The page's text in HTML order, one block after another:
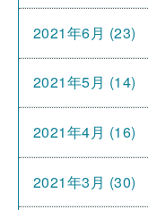
2021年6月 (23)
2021年5月 (14)
2021年4月 (16)
2021年3月 (30)